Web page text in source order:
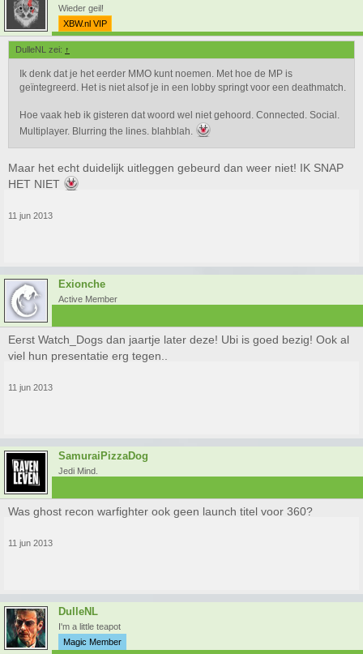
Wieder geil!
XBW.nl VIP
DulleNL zei: ↑
Ik denk dat je het eerder MMO kunt noemen. Met hoe de MP is
geïntegreerd. Het is niet alsof je in een lobby springt voor een deathmatch.
Hoe vaak heb ik gisteren dat woord wel niet gehoord. Connected. Social.
Multiplayer. Blurring the lines. blahblah.
Maar het echt duidelijk uitleggen gebeurd dan weer niet! IK SNAP
HET NIET
11 jun 2013
Exionche
Active Member
Eerst Watch_Dogs dan jaartje later deze! Ubi is goed bezig! Ook al
viel hun presentatie erg tegen..
11 jun 2013
SamuraiPizzaDog
Jedi Mind.
Was ghost recon warfighter ook geen launch titel voor 360?
11 jun 2013
DulleNL
I'm a little teapot
Magic Member